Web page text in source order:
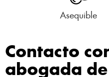
Asequible
Contacto
abogada